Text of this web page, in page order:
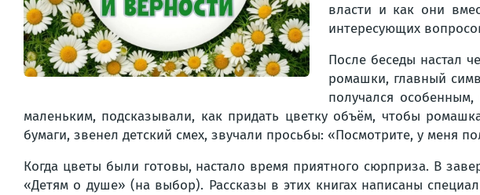
власти и как они
интересующих
После беседы настал
ромашки, главный
получался
маленьким, подсказывали, как придать цветку объём, чтобы
бумаги, звенел детский смех, звучали просьбы: «Посмотрите, у меня
Когда цветы были готовы, настало время приятного сюрприза. В
«Детям о душе» (на выбор). Рассказы в этих книгах написаны